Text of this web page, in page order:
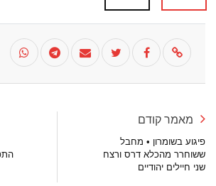
מאמר קודם
פיגוע בשומרון • מחבל
ששוחרר מהכלא דרס ורצח
שני חיילים יהודיים